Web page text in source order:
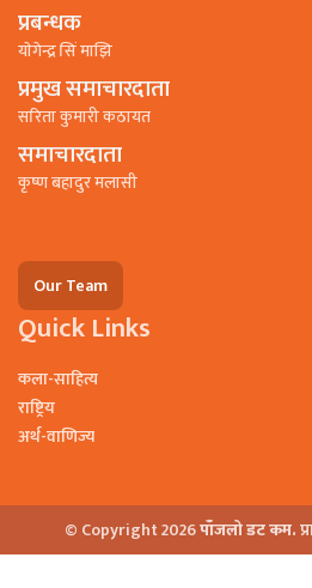
प्रबन्धक
याेगेन्द्र सिं माझि
प्रमुख समाचारदाता
सरिता कुमारी कठायत
समाचारदाता
कृष्ण बहादुर मलासी
Our Team
Quick Links
कला-साहित्य
राष्ट्रिय
अर्थ-वाणिज्य
© Copyright 2026पाँजलो डट कम.